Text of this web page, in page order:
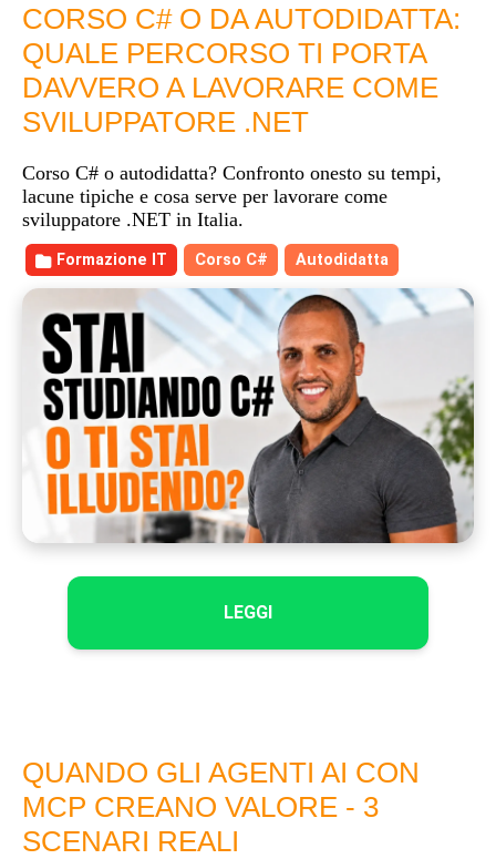
LEGGI
CORSO C# O DA AUTODIDATTA:
QUALE PERCORSO TI PORTA
DAVVERO A LAVORARE COME
SVILUPPATORE .NET
Corso C# o autodidatta? Confronto onesto su tempi,
lacune tipiche e cosa serve per lavorare come
sviluppatore .NET in Italia.
Formazione IT Corso C# Autodidatta
QUANDO GLI AGENTI AI CON
MCP CREANO VALORE - 3
SCENARI REALI